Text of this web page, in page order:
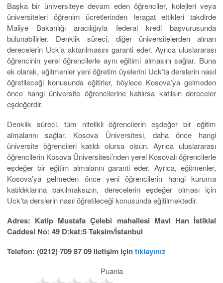
Başka bir üniversiteye devam eden öğrenciler, kolejleri veya
üniversiteleri öğrenim ücretlerinden feragat ettikleri takdirde
Maliye Bakanlığı aracılığıyla federal kredi başvurusunda
bulunabilirler. Denklik süreci, diğer üniversitelerden alınan
derecelerin Uck’a aktarılmasını garanti eder. Ayrıca uluslararası
öğrencinin yerel öğrencilerle aynı eğitimi almasını sağlar. Buna
ek olarak, eğitmenler yeni öğretim üyelerini Uck’ta derslerin nasıl
öğretileceği konusunda eğitirler, böylece Kosova’ya gelmeden
önce hangi üniversite öğrencilerine katılırsa katılsın dereceler
eşdeğerdir.
Denklik süreci, tüm nitelikli öğrencilerin eşdeğer bir eğitim
almalarını sağlar. Kosova Üniversitesi, daha önce hangi
üniversite öğrencileri katıldı olursa olsun. Ayrıca uluslararası
öğrencilerin Kosova Üniversitesi’nden yerel Kosovalı öğrencilerle
eşdeğer bir eğitim almalarını garanti eder. Ayrıca, eğitmenler,
Kosova’ya gelmeden önce yeni öğrencilerin hangi kuruma
katıldıklarına bakılmaksızın, derecelerin eşdeğer olması için
Uck’ta derslerin nasıl öğretileceği konusunda eğitilmektedir.
Adres: Katip Mustafa Çelebi mahallesi Mavi Han İstiklal
Caddesi No: 49 D:kat:5 Taksim/İstanbul
Telefon: (0212) 709 87 09 iletişim içintıklayınız
Puanla